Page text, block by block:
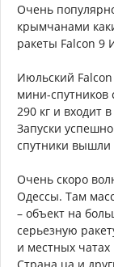
Очень
крымчанами
ракеты Falcon 9
Июльский
мини-спутников
290 кг и входит
Запуски
спутники вышли
Очень скоро
Одессы. Там
– объект на
серьезную
и местных